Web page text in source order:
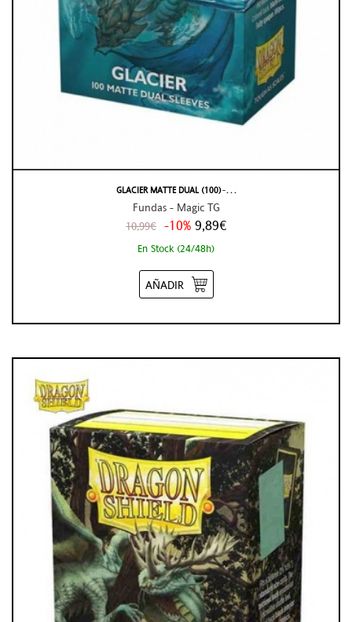
GLACIER MATTE DUAL (100) ̵ . . .
Fundas - Magic TG
10,99€ -10% 9,89€
En Stock (24/48h)
AÑADIR